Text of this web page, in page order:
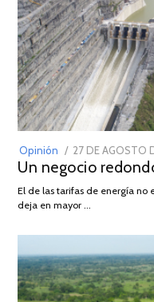
Opinión
POSTED
ON
27 DE AGOSTO
Un negocio
El de las tarifas de energía no
deja en mayor …